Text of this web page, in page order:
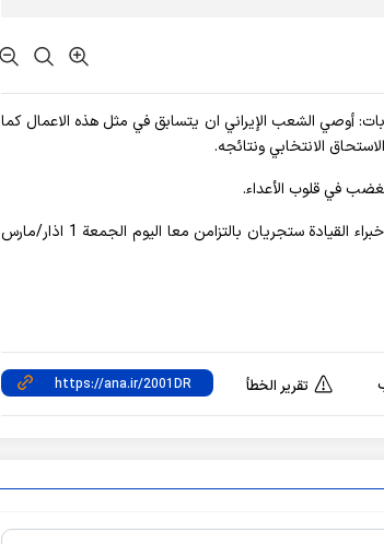
أوصي الشعب الإيراني ان يتسابق في مثل هذه الاعمال كما
الانتخابي ونتائجه.
في قلوب الأعداء.
يذكر ان الانتخابات لاختيار أعضاء مجلس الشورى الاسلامي واختيار أعضاء مجلس خبراء القيادة ستجريان بالتزامن معا اليوم الجمعة 1 اذار/مارس
تقرير الخطأ